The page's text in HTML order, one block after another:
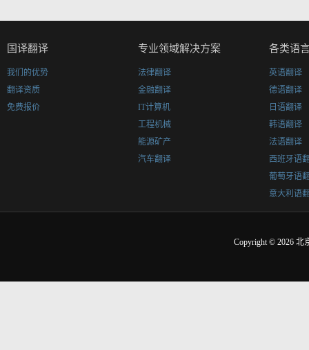
国译翻译
我们的优势
翻译资质
免费报价
专业领域解决方案
法律翻译
金融翻译
IT计算机
工程机械
能源矿产
汽车翻译
各类语
英语翻译
德语翻译
日语翻译
韩语翻译
法语翻译
西班牙语
葡萄牙语
意大利语
Copyright © 2026 北